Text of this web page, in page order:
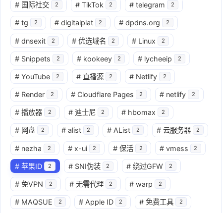
# 国际社交 2 # TikTok 2 # telegram 2
# tg 2 # digitalplat 2 # dpdns.org 2
# dnsexit 2 # 优选域名 2 # Linux 2
# Snippets 2 # kookeey 2 # lycheeip 2
# YouTube 2 # 直播源 2 # Netlify 2
# Render 2 # Cloudflare Pages 2 # netlify 2
# 播放器 2 # 迪士尼 2 # hbomax 2
# 网盘 2 # alist 2 # AList 2 # 云服务器 2
# nezha 2 # x-ui 2 # 保活 2 # vmess 2
# 苹果ID 2 # SNI伪装 2 # 绕过GFW 2
# 免VPN 2 # 无需代理 2 # warp 2
# MAQSUE 2 # Apple ID 2 # 免费工具 2